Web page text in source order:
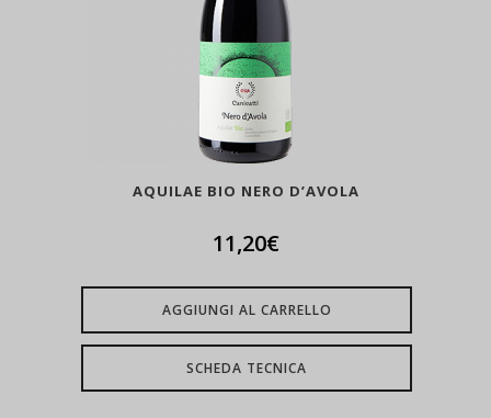
AQUILAE BIO NERO D’AVOLA
11,20€
AGGIUNGI AL CARRELLO
SCHEDA TECNICA